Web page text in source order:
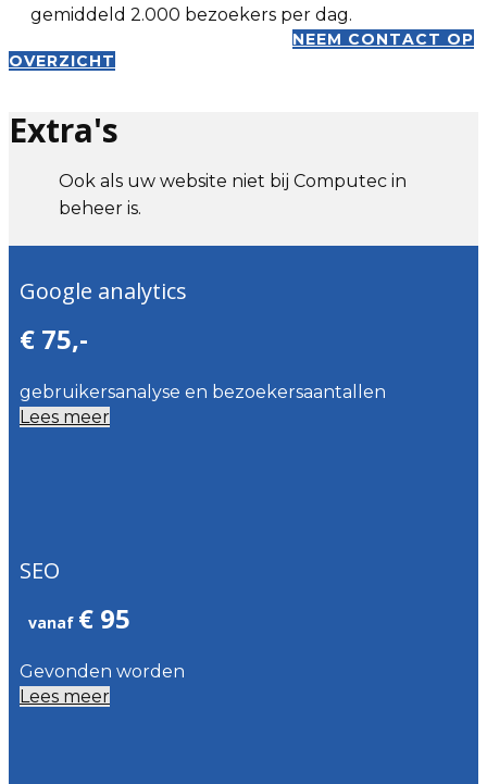
gemiddeld 2.000 bezoekers per dag.
NEEM CONTACT OP
OVERZICHT
Extra's
Ook als uw website niet bij Computec in
beheer is.
Google analytics
€ 75,-
gebruikersanalyse en bezoekersaantallen
Lees meer
SEO
vanaf € 95
Gevonden worden
Lees meer